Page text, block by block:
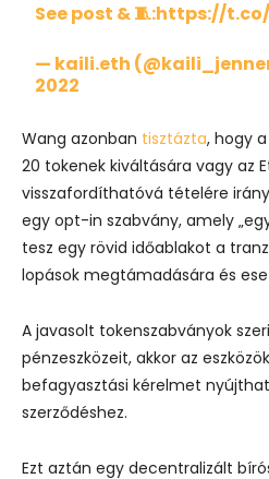
See post & 🧵:https://t.co/
— kaili.eth
2022
Wang azonban tisztázta, hogy
20 tokenek kiváltására vagy az
visszafordíthatóvá tételére
egy opt-in szabvány, amely
tesz egy rövid időablakot a
lopások megtámadására és
A javasolt tokenszabványok
pénzeszközeit, akkor az
befagyasztási kérelmet
szerződéshez.
Ezt aztán egy decentralizált